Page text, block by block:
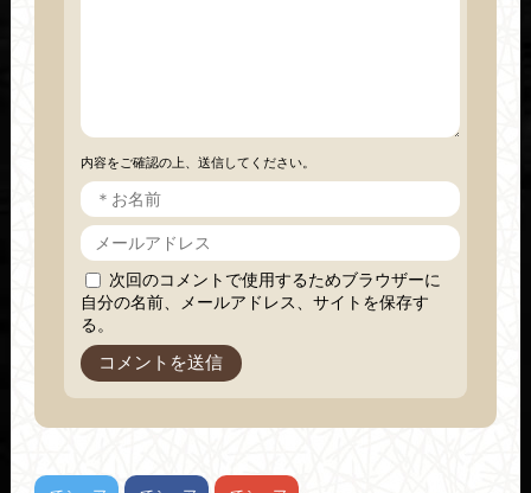
内容をご確認の上、送信してください。
次回のコメントで使用するためブラウザーに
自分の名前、メールアドレス、サイトを保存す
る。